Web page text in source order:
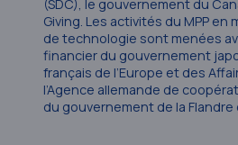
(SDC), le gouvernement du
Giving. Les activités du MPP
de technologie sont menées
financier du gouvernement
français de l’Europe et des
l’Agence allemande de
du gouvernement de la Flandre